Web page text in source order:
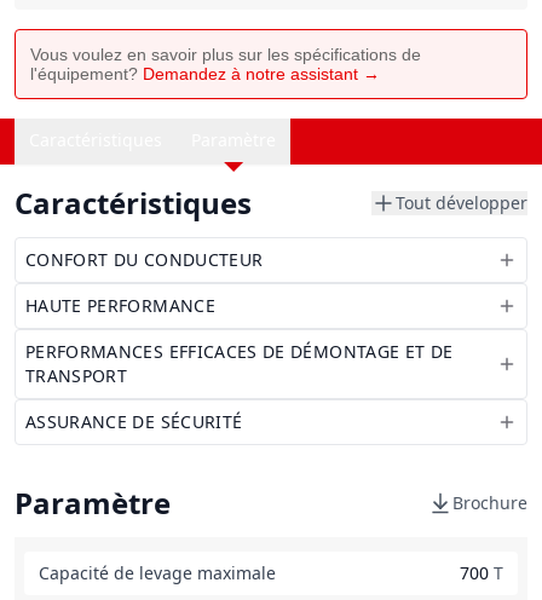
Vous voulez en savoir plus sur les spécifications de
l'équipement? Demandez à notre assistant →
Caractéristiques Tout développer
CONFORT DU CONDUCTEUR
HAUTE PERFORMANCE
PERFORMANCES EFFICACES DE DÉMONTAGE ET DE
TRANSPORT
ASSURANCE DE SÉCURITÉ
Paramètre Brochure
Capacité de levage maximale 700 T